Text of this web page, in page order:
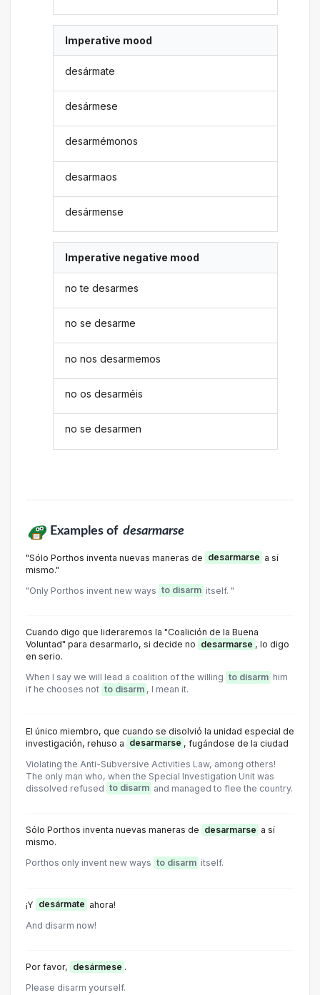
Imperative mood
desármate
desármese
desarmémonos
desarmaos
desármense
Imperative negative mood
no te desarmes
no se desarme
no nos desarmemos
no os desarméis
no se desarmen
Examples of desarmarse
"Sólo Porthos inventa nuevas maneras de desarmarse a sí
mismo."
"Only Porthos invent new ways to disarm itself. "
Cuando digo que lideraremos la "Coalición de la Buena
Voluntad" para desarmarlo, si decide no desarmarse , lo digo
en serio.
When I say we will lead a coalition of the willing to disarm him
if he chooses not to disarm , I mean it.
El único miembro, que cuando se disolvió la unidad especial de
investigación, rehuso a desarmarse , fugándose de la ciudad
Violating the Anti-Subversive Activities Law, among others!
The only man who, when the Special Investigation Unit was
dissolved refused to disarm and managed to flee the country.
Sólo Porthos inventa nuevas maneras de desarmarse a sí
mismo.
Porthos only invent new ways to disarm itself.
¡Y desármate ahora!
And disarm now!
Por favor, desármese .
Please disarm yourself.